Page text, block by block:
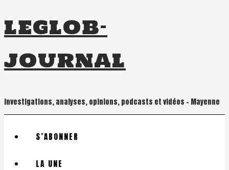
leglob-
journal
Investigations, analyses, opinions, podcasts et vidéos – Mayenne
S’ABONNER
LA UNE